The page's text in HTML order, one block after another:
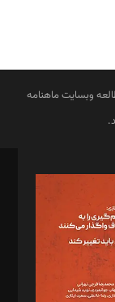
وبسایت ماهنامه